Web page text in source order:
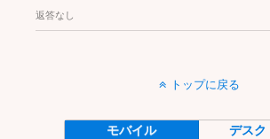
返答なし
トップに戻る
モバイル デスク